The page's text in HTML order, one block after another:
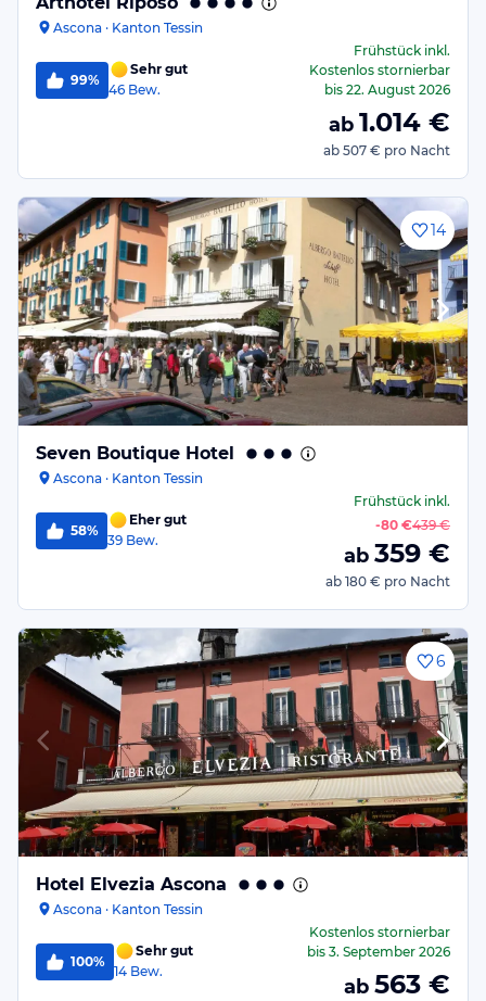
Ascona · Kanton Tessin
99%
Sehr gut
46 Bew.
Frühstückinkl.
Kostenlos stornierbar
bis 22. August 2026
ab 1.014 €
ab 507 € pro Nacht
14
Seven Boutique Hotel
Ascona · Kanton Tessin
58%
Eher gut
39 Bew.
Frühstückinkl.
-80 €439 €
ab 359 €
ab 180 € pro Nacht
6
Hotel Elvezia Ascona
Ascona · Kanton Tessin
100%
Sehr gut
14 Bew.
Kostenlos stornierbar
bis 3. September 2026
ab 563 €